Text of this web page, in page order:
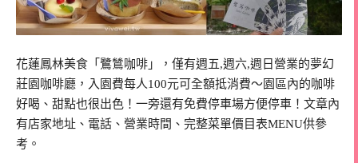
花蓮鳳林美食「鷺鷥咖啡」，僅有週五,週六,週日營業的夢幻
莊園咖啡廳，入園費每人100元可全額抵消費～園區內的咖啡
好喝、甜點也很出色！一旁還有免費停車場方便停車！文章內
有店家地址、電話、營業時間、完整菜單價目表MENU供參
考。